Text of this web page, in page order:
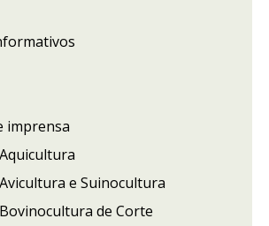
imprensa
e Suinocultura
de Corte